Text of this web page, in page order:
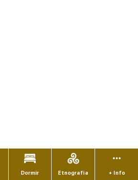
Dormir Etnografía + Info